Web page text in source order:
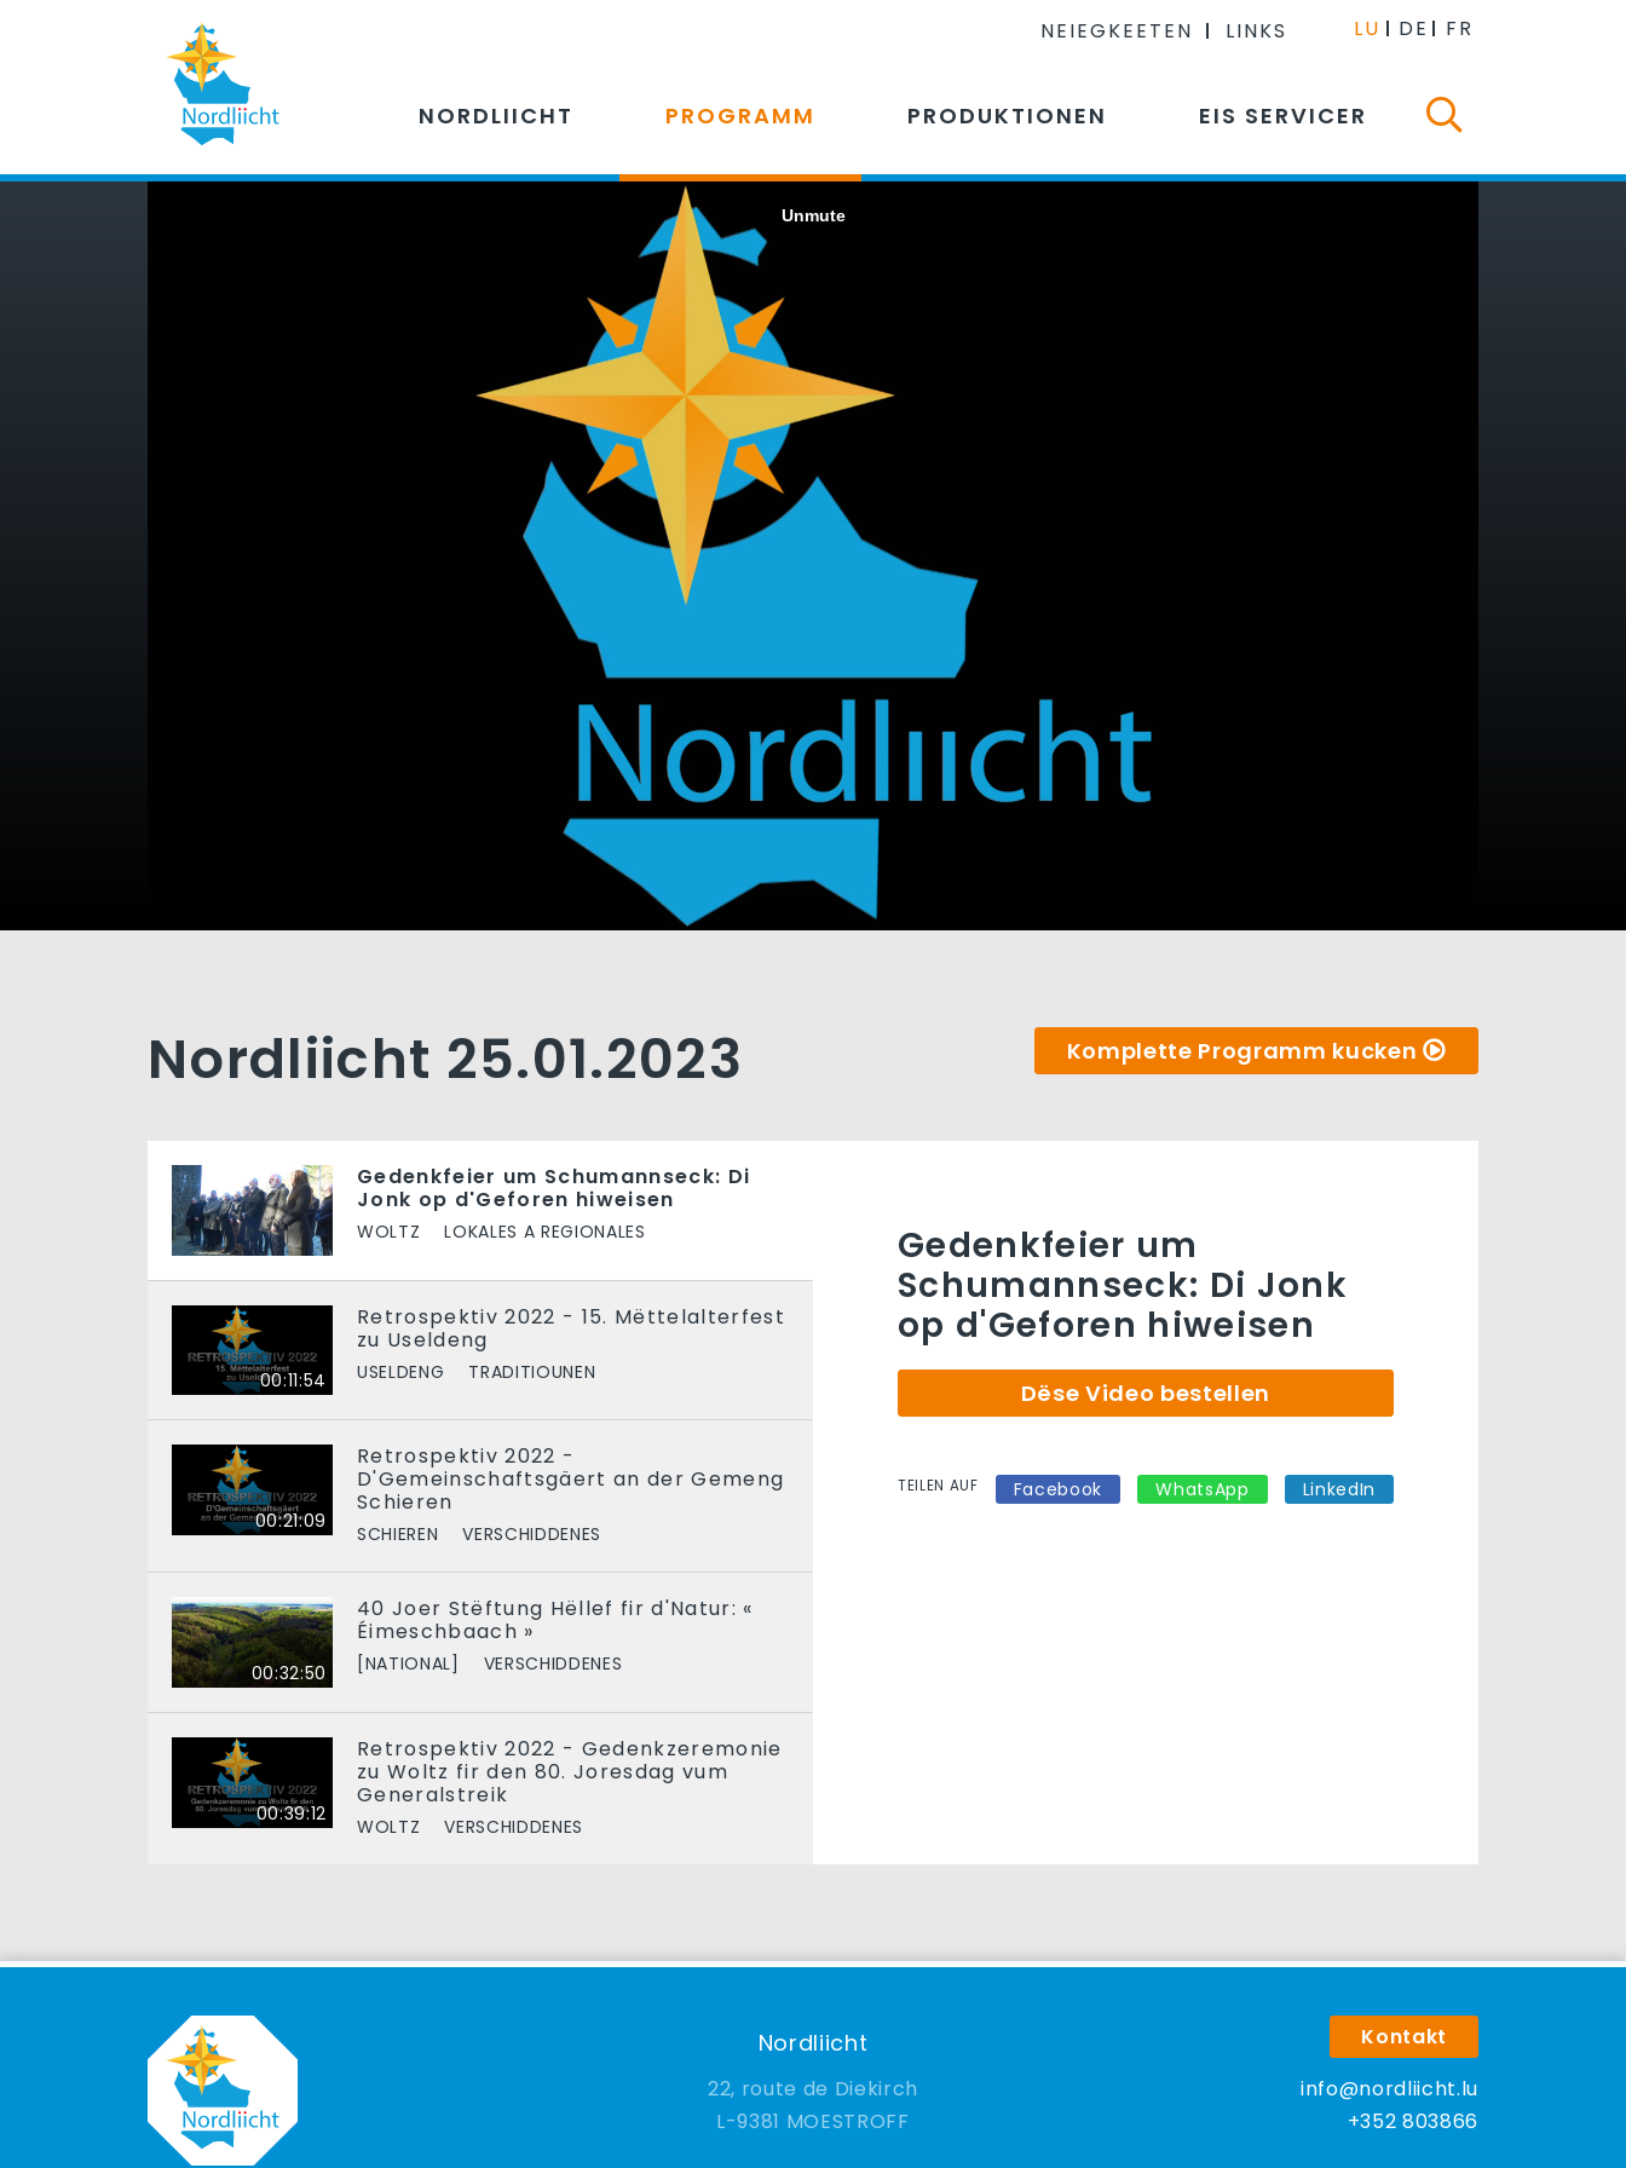
NEIEGKEETEN LINKS LU DE FR
NORDLIICHT PROGRAMM PRODUKTIONEN EIS SERVICER
Nordliicht 25.01.2023 Komplette Programm kucken
Gedenkfeier um Schumannseck: Di
Jonk op d'Geforen hiweisen
WOLTZ LOKALES A REGIONALES
00:11:54
Retrospektiv 2022 - 15. Mëttelalterfest
zu Useldeng
USELDENG TRADITIOUNEN
00:21:09
Retrospektiv 2022 -
D'Gemeinschaftsgäert an der Gemeng
Schieren
SCHIEREN VERSCHIDDENES
00:32:50
40 Joer Stëftung Hëllef fir d'Natur: «
Éimeschbaach »
[NATIONAL] VERSCHIDDENES
00:39:12
Retrospektiv 2022 - Gedenkzeremonie
zu Woltz fir den 80. Joresdag vum
Generalstreik
WOLTZ VERSCHIDDENES
Gedenkfeier um
Schumannseck: Di Jonk
op d'Geforen hiweisen
Dëse Video bestellen
TEILEN AUF Facebook WhatsApp LinkedIn
Nordliicht
22, route de Diekirch
9381 MOESTROFF
Kontakt
info@nordliicht.lu
+352 803866